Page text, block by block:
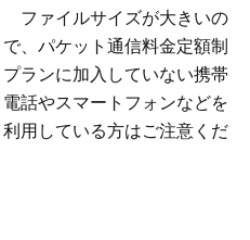
ファイルサイズが大きいの
で、パケット通信料金定額制
プランに加入していない携帯
電話やスマートフォンなどを
利用している方はご注意くだ